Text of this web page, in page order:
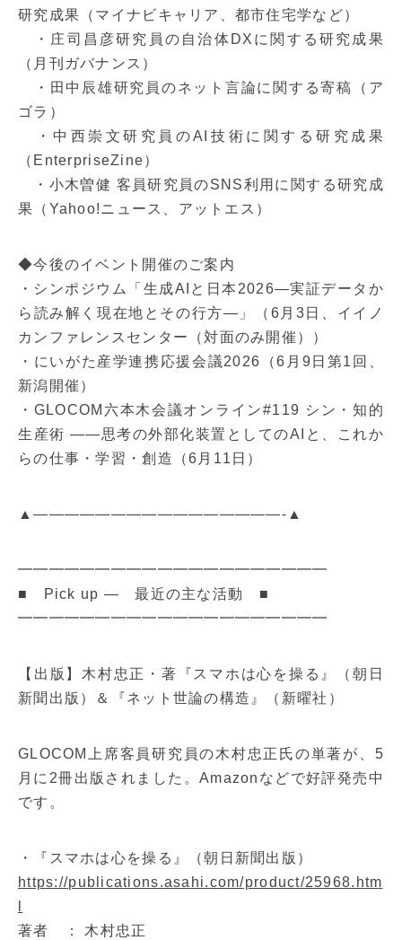
研究成果（マイナビキャリア、都市住宅学など）
・庄司昌彦研究員の自治体DXに関する研究成果
（月刊ガバナンス）
・田中辰雄研究員のネット言論に関する寄稿（ア
ゴラ）
・中西崇文研究員のAI技術に関する研究成果
（EnterpriseZine）
・小木曽健 客員研究員のSNS利用に関する研究成
果（Yahoo!ニュース、アットエス）
◆今後のイベント開催のご案内
・シンポジウム「生成AIと日本2026―実証データか
ら読み解く現在地とその行方―」（6月3日、イイノ
カンファレンスセンター（対面のみ開催））
・にいがた産学連携応援会議2026（6月9日第1回、
新潟開催）
・GLOCOM六本木会議オンライン#119 シン・知的
生産術 ――思考の外部化装置としてのAIと、これか
らの仕事・学習・創造（6月11日）
▲————————————————-▲
━━━━━━━━━━━━━━━━━━━━
■ Pick up ― 最近の主な活動 ■
━━━━━━━━━━━━━━━━━━━━
【出版】木村忠正・著『スマホは心を操る』（朝日
新聞出版）＆『ネット世論の構造』（新曜社）
GLOCOM上席客員研究員の木村忠正氏の単著が、5
月に2冊出版されました。Amazonなどで好評発売中
です。
・『スマホは心を操る』（朝日新聞出版）
https://publications.asahi.com/product/25968.htm
著者 ： 木村忠正